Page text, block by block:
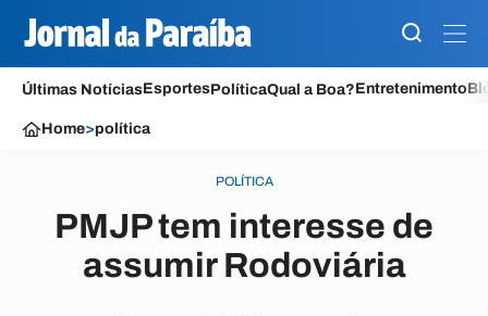
Últimas NotíciasEsportesPolíticaQual a Boa?Entretenimento
Home>política
POLÍTICA
PMJP tem interesse de
assumir Rodoviária